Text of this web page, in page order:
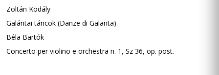
Zoltán Kodály
Galántai táncok (Danze di Galanta)
Béla Bartók
Concerto per violino e orchestra n. 1, Sz 36, op. post.